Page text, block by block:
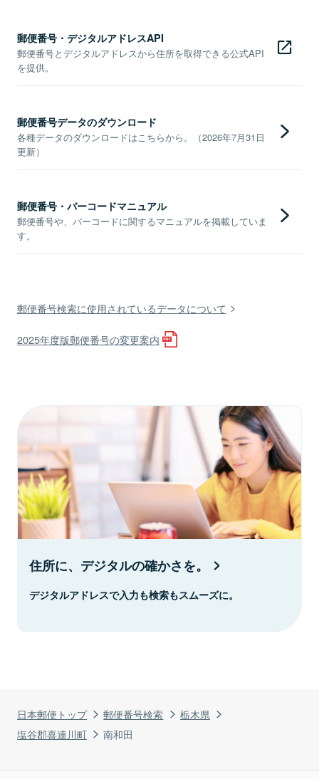
日本郵便トップ 郵便番号検索
栃木県
塩谷郡喜連川町
南和田
郵便番号・デジタルアドレスAPI
郵便番号とデジタルアドレスから住所を取得できる公式API
を提供。
郵便番号データのダウンロード
各種データのダウンロードはこちらから。（2026年7月31日
更新）
郵便番号・バーコードマニュアル
郵便番号や、バーコードに関するマニュアルを掲載していま
す。
郵便番号検索に使用されているデータについて
2025年度版郵便番号の変更案内
住所に、デジタルの確かさを。
デジタルアドレスで入力も検索もスムーズに。